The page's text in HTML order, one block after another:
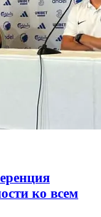
ко всем